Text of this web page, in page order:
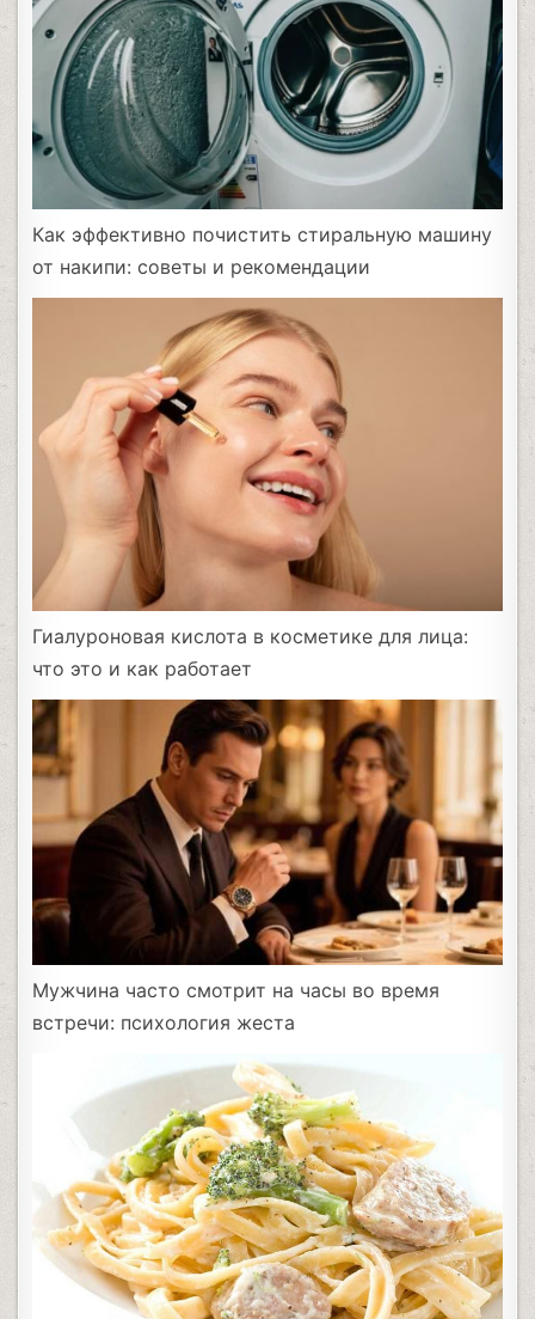
Как эффективно почистить стиральную машину
от накипи: советы и рекомендации
Гиалуроновая кислота в косметике для лица:
что это и как работает
Мужчина часто смотрит на часы во время
встречи: психология жеста